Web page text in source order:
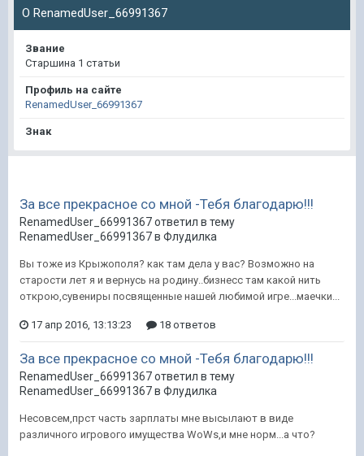
О RenamedUser_66991367
Звание
Старшина 1 статьи
Профиль на сайте
RenamedUser_66991367
Знак
За все прекрасное со мной -Тебя благодарю!!!
RenamedUser_66991367 ответил в тему
RenamedUser_66991367 в Флудилка
Вы тоже из Крыжополя? как там дела у вас? Возможно на
старости лет я и вернусь на родину..бизнесс там какой нить
открою,сувениры посвященные нашей любимой игре...маечки...
17 апр 2016, 13:13:23 18 ответов
За все прекрасное со мной -Тебя благодарю!!!
RenamedUser_66991367 ответил в тему
RenamedUser_66991367 в Флудилка
Несовсем,прст часть зарплаты мне высылают в виде
различного игрового имущества WoWs,и мне норм...а что?